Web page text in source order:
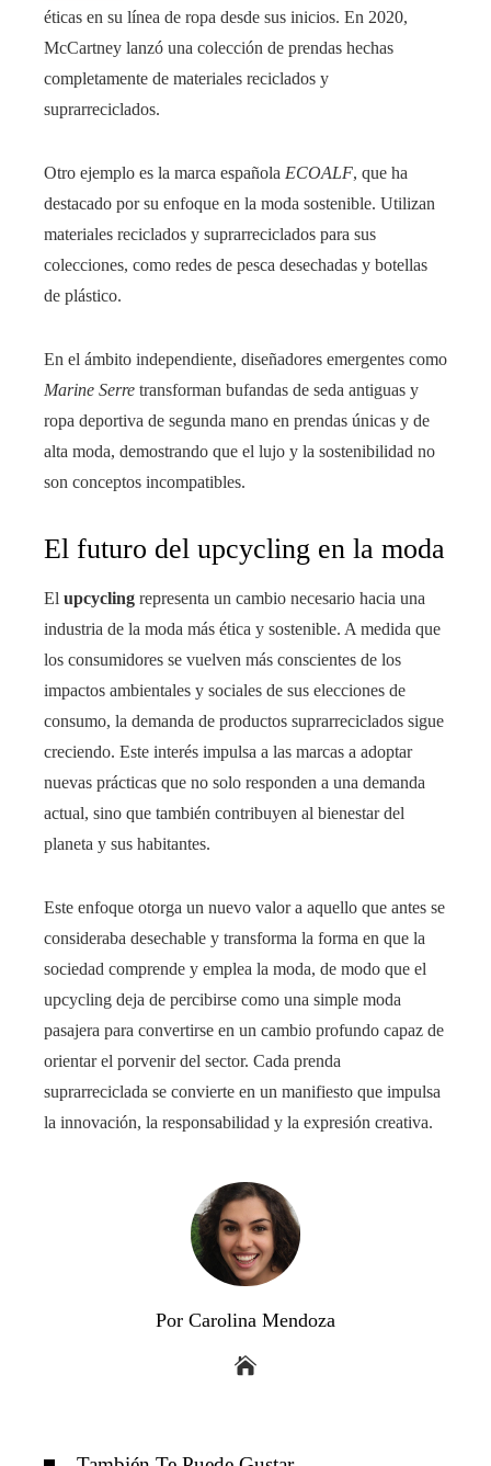
éticas en su línea de ropa desde sus inicios. En 2020,
McCartney lanzó una colección de prendas hechas
completamente de materiales reciclados y
suprarreciclados.
Otro ejemplo es la marca española ECOALF, que ha
destacado por su enfoque en la moda sostenible. Utilizan
materiales reciclados y suprarreciclados para sus
colecciones, como redes de pesca desechadas y botellas
de plástico.
En el ámbito independiente, diseñadores emergentes como
Marine Serre transforman bufandas de seda antiguas y
ropa deportiva de segunda mano en prendas únicas y de
alta moda, demostrando que el lujo y la sostenibilidad no
son conceptos incompatibles.
El futuro del upcycling en la moda
El upcycling representa un cambio necesario hacia una
industria de la moda más ética y sostenible. A medida que
los consumidores se vuelven más conscientes de los
impactos ambientales y sociales de sus elecciones de
consumo, la demanda de productos suprarreciclados sigue
creciendo. Este interés impulsa a las marcas a adoptar
nuevas prácticas que no solo responden a una demanda
actual, sino que también contribuyen al bienestar del
planeta y sus habitantes.
Este enfoque otorga un nuevo valor a aquello que antes se
consideraba desechable y transforma la forma en que la
sociedad comprende y emplea la moda, de modo que el
upcycling deja de percibirse como una simple moda
pasajera para convertirse en un cambio profundo capaz de
orientar el porvenir del sector. Cada prenda
suprarreciclada se convierte en un manifiesto que impulsa
la innovación, la responsabilidad y la expresión creativa.
Por Carolina Mendoza